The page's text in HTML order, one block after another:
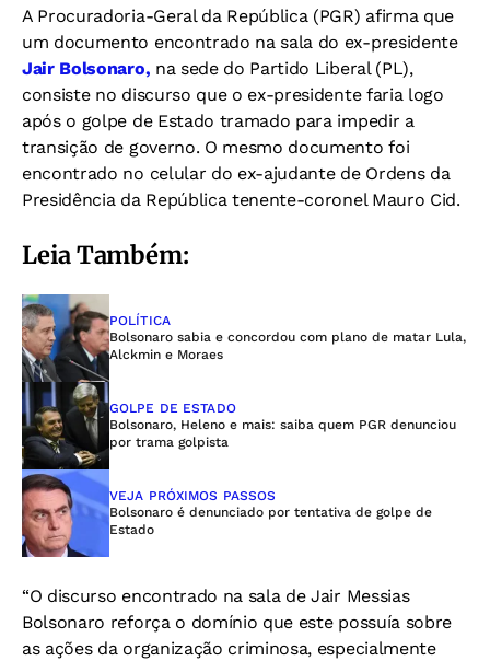
A Procuradoria-Geral da República (PGR) afirma que
um documento encontrado na sala do ex-presidente
Jair Bolsonaro, na sede do Partido Liberal (PL),
consiste no discurso que o ex-presidente faria logo
após o golpe de Estado tramado para impedir a
transição de governo. O mesmo documento foi
encontrado no celular do ex-ajudante de Ordens da
Presidência da República tenente-coronel Mauro Cid.
Leia Também:
POLÍTICA
Bolsonaro sabia e concordou com plano de matar Lula,
Alckmin e Moraes
GOLPE DE ESTADO
Bolsonaro, Heleno e mais: saiba quem PGR denunciou
por trama golpista
VEJA PRÓXIMOS PASSOS
Bolsonaro é denunciado por tentativa de golpe de
Estado
“O discurso encontrado na sala de Jair Messias
Bolsonaro reforça o domínio que este possuía sobre
as ações da organização criminosa, especialmente